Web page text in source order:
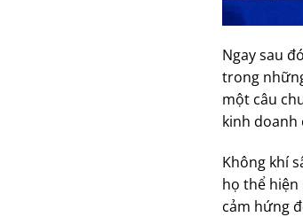
Ngay sau
trong
một câu
kinh doanh
Không khí
họ thể
cảm hứng